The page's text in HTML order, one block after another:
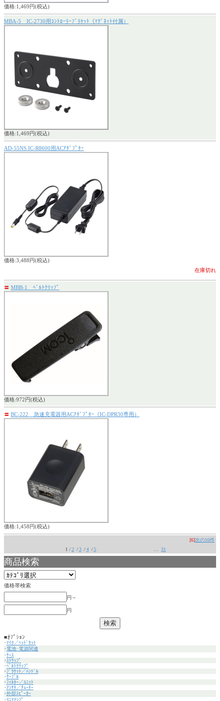
価格:1,469円(税込)
MBA-5 IC-2730用ｺﾝﾄﾛｰﾗｰﾌﾞﾗｹｯﾄ（ﾏｸﾞﾈｯﾄ付属）
価格:1,469円(税込)
AD-55NS IC-R8600用ACｱﾀﾞﾌﾟﾀｰ
価格:3,488円(税込)
在庫切れ
〓 MBB-1 ﾍﾞﾙﾄｸﾘｯﾌﾟ
価格:972円(税込)
〓 BC-222 急速充電器用ACｱﾀﾞﾌﾟﾀｰ（IC-DPR30専用）
価格:1,458円(税込)
[6]次の10件
1 / 2 / 3 / 4 / 5 31
商品検索
価格帯検索
円～
円
■ｵﾌﾟｼｮﾝ
･ﾏｲｸ／ﾍｯﾄﾞｾｯﾄ
･電池･電源関連
･ｹｰｽ
･ｽﾄﾗｯﾌﾟ
･ﾍﾞﾙﾄｸﾘｯﾌﾟ
･ﾌﾞﾗｹｯﾄ／ﾊﾝﾄﾞﾙ
･ｹｰﾌﾞﾙ
･ﾌｨﾙﾀｰ／ﾕﾆｯﾄ
･ｱﾝﾃﾅ／ﾁｭｰﾅｰ
･外部ｽﾋﾟｰｶｰ
･ﾘﾆｱｱﾝﾌﾟ